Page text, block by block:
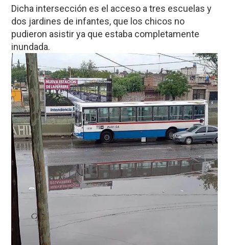
Dicha intersección es el acceso a tres escuelas y
dos jardines de infantes, que los chicos no
pudieron asistir ya que estaba completamente
inundada.